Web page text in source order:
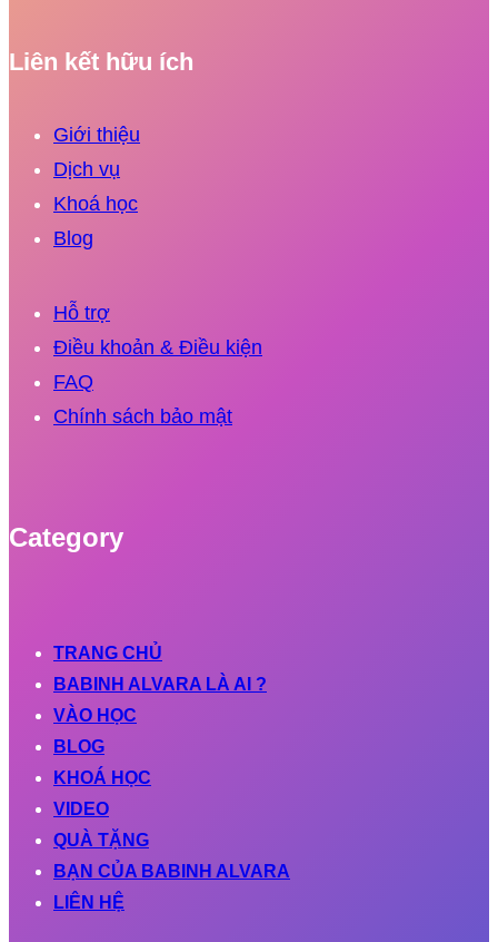
Liên kết hữu ích
Giới thiệu
Dịch vụ
Khoá học
Blog
Hỗ trợ
Điều khoản & Điều kiện
FAQ
Chính sách bảo mật
Category
TRANG CHỦ
BABINH ALVARA LÀ AI ?
VÀO HỌC
BLOG
KHOÁ HỌC
VIDEO
QUÀ TẶNG
BẠN CỦA BABINH ALVARA
LIÊN HỆ